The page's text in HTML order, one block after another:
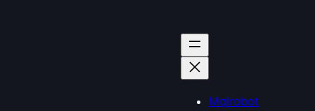
Mqlrobot